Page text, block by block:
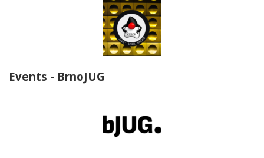
Events - BrnoJUG